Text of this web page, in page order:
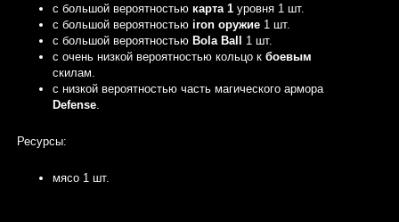
с большой вероятностью карта 1уровня 1 шт.
с большой вероятностью iron оружие1 шт.
с большой вероятностью Bola Ball 1 шт.
с очень низкой вероятностью кольцо к боевым
скилам.
с низкой вероятностью часть магического армора
Defense.
Ресурсы:
мясо 1 шт.